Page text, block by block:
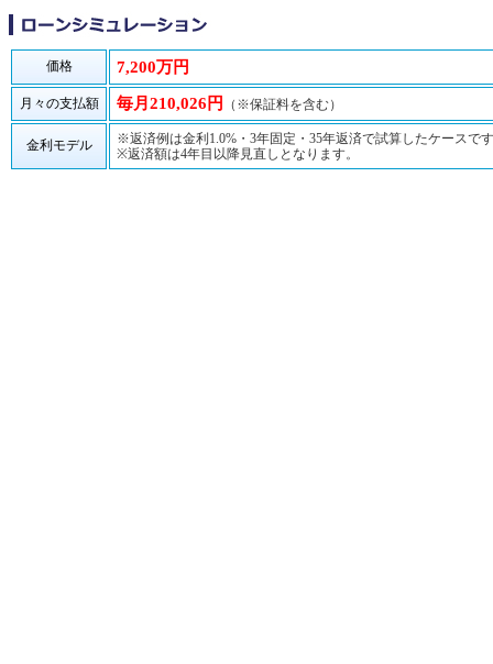
価格 7,200万円
月々の支払額 毎月210,026円 （※保証料を含む）
金利モデル
※返済例は金利1.0%・3年固定・35年返済で試算したケースで
※返済額は4年目以降見直しとなります。